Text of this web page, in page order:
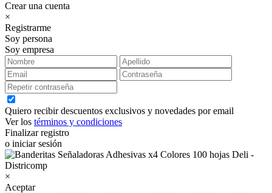
Crear una cuenta
×
Registrarme
Soy persona
Soy empresa
Quiero recibir descuentos exclusivos y novedades por email
Ver los términos y condiciones
Finalizar registro
o iniciar sesión
×
Aceptar